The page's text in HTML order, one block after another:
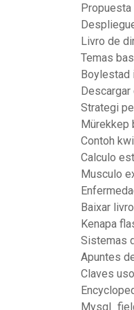
Livro de
Temas
Boylestad
Strategi
Mürekkep
Contoh
Calculo
Musculo
Baixar
Kenapa
Sistemas
Apuntes
Claves